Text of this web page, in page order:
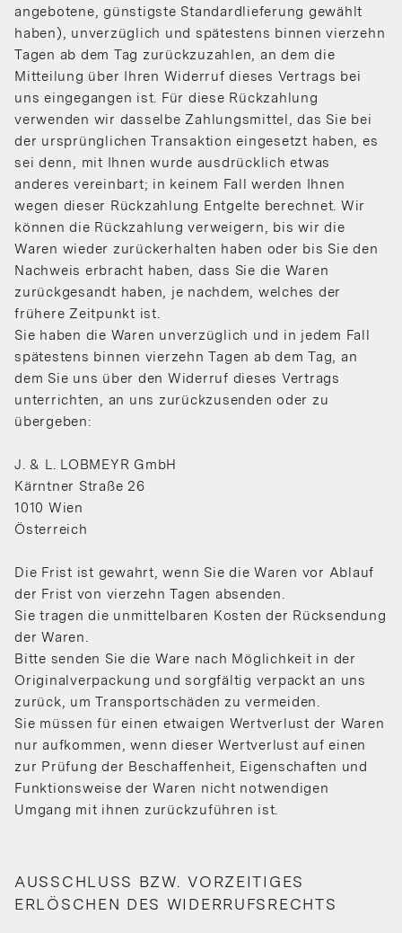
angebotene, günstigste Standardlieferung gewählt
haben), unverzüglich und spätestens binnen vierzehn
Tagen ab dem Tag zurückzuzahlen, an dem die
Mitteilung über Ihren Widerruf dieses Vertrags bei
uns eingegangen ist. Für diese Rückzahlung
verwenden wir dasselbe Zahlungsmittel, das Sie bei
der ursprünglichen Transaktion eingesetzt haben, es
sei denn, mit Ihnen wurde ausdrücklich etwas
anderes vereinbart; in keinem Fall werden Ihnen
wegen dieser Rückzahlung Entgelte berechnet. Wir
können die Rückzahlung verweigern, bis wir die
Waren wieder zurückerhalten haben oder bis Sie den
Nachweis erbracht haben, dass Sie die Waren
zurückgesandt haben, je nachdem, welches der
frühere Zeitpunkt ist.
Sie haben die Waren unverzüglich und in jedem Fall
spätestens binnen vierzehn Tagen ab dem Tag, an
dem Sie uns über den Widerruf dieses Vertrags
unterrichten, an uns zurückzusenden oder zu
übergeben:
J. & L. LOBMEYR GmbH
Kärntner Straße 26
1010 Wien
Österreich
Die Frist ist gewahrt, wenn Sie die Waren vor Ablauf
der Frist von vierzehn Tagen absenden.
Sie tragen die unmittelbaren Kosten der Rücksendung
der Waren.
Bitte senden Sie die Ware nach Möglichkeit in der
Originalverpackung und sorgfältig verpackt an uns
zurück, um Transportschäden zu vermeiden.
Sie müssen für einen etwaigen Wertverlust der Waren
nur aufkommen, wenn dieser Wertverlust auf einen
zur Prüfung der Beschaffenheit, Eigenschaften und
Funktionsweise der Waren nicht notwendigen
Umgang mit ihnen zurückzuführen ist.
AUSSCHLUSS BZW. VORZEITIGES
ERLÖSCHEN DES WIDERRUFSRECHTS